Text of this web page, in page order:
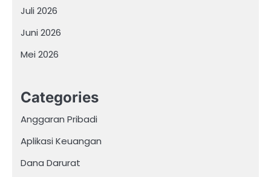
Juli 2026
Juni 2026
Mei 2026
Categories
Anggaran Pribadi
Aplikasi Keuangan
Dana Darurat